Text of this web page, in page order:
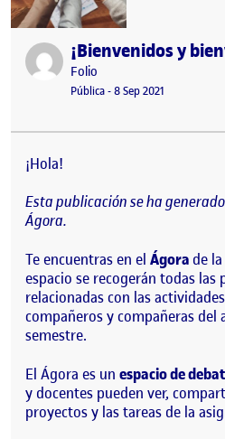
Publicado por¡Bienvenidos y
Publicado por
Folio
Visibilidad:
Pública-Fecha de publicación
8 Sep 2021
¡Hola!
Esta publicación se ha
Ágora.
Te encuentras en el Ágora de
espacio se recogerán todas las
relacionadas con las
compañeros y compañeras del
semestre.
El Ágora es un espacio de
y docentes pueden ver,
proyectos y las tareas de la